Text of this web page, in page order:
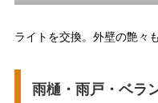
ライトを交換。外壁の艶々
雨樋・雨戸・ベラ